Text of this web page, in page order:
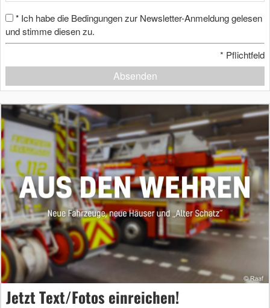
* Ich habe die Bedingungen zur Newsletter-Anmeldung gelesen
und stimme diesen zu.
* Pflichtfeld
Absenden
Jetzt Text/Fotos einreichen!